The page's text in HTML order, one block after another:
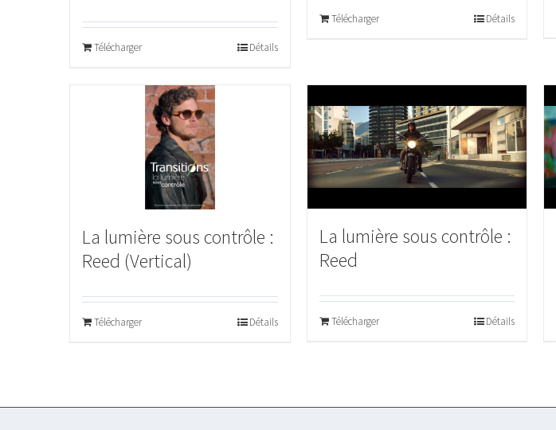
Télécharger Détails
Télécharger Détails
La lumière sous contrôle :
Reed (Vertical)
Télécharger Détails
La lumière sous contrôle :
Reed
Télécharger Détails